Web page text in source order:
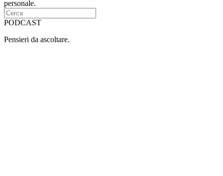
personale.
PODCAST
Pensieri da ascoltare.